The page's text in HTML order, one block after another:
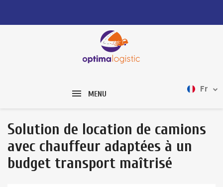
MENU Fr
Solution de location de camions
avec chauffeur adaptées à un
budget transport maîtrisé